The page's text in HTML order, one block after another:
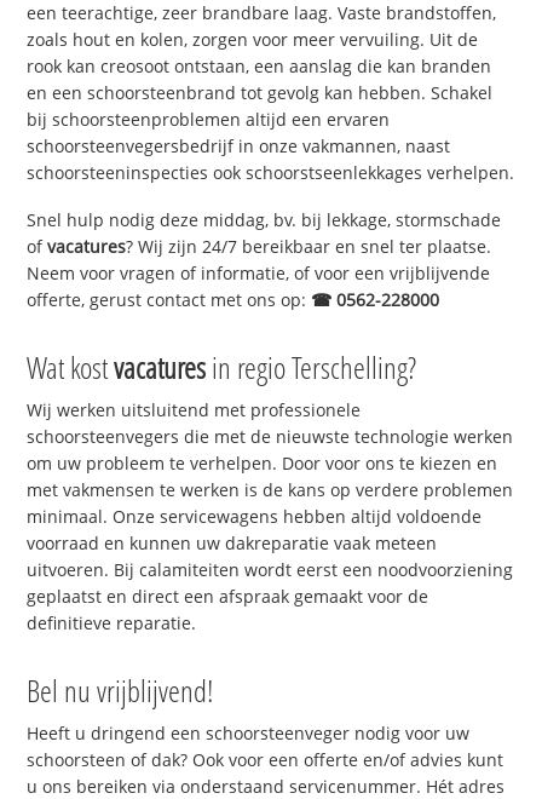
een teerachtige, zeer brandbare laag. Vaste brandstoffen,
zoals hout en kolen, zorgen voor meer vervuiling. Uit de
rook kan creosoot ontstaan, een aanslag die kan branden
en een schoorsteenbrand tot gevolg kan hebben. Schakel
bij schoorsteenproblemen altijd een ervaren
schoorsteenvegersbedrijf in onze vakmannen, naast
schoorsteeninspecties ook schoorstseenlekkages verhelpen.
Snel hulp nodig deze middag, bv. bij lekkage, stormschade
ofvacatures? Wij zijn 24/7 bereikbaar en snel ter plaatse.
Neem voor vragen of informatie, of voor een vrijblijvende
offerte, gerust contact met ons op: ☎ 0562-228000
Wat kostvacaturesin regio Terschelling?
Wij werken uitsluitend met professionele
schoorsteenvegers die met de nieuwste technologie werken
om uw probleem te verhelpen. Door voor ons te kiezen en
met vakmensen te werken is de kans op verdere problemen
minimaal. Onze servicewagens hebben altijd voldoende
voorraad en kunnen uw dakreparatie vaak meteen
uitvoeren. Bij calamiteiten wordt eerst een noodvoorziening
geplaatst en direct een afspraak gemaakt voor de
definitieve reparatie.
Bel nu vrijblijvend!
Heeft u dringend een schoorsteenveger nodig voor uw
schoorsteen of dak? Ook voor een offerte en/of advies kunt
u ons bereiken via onderstaand servicenummer. Hét adres